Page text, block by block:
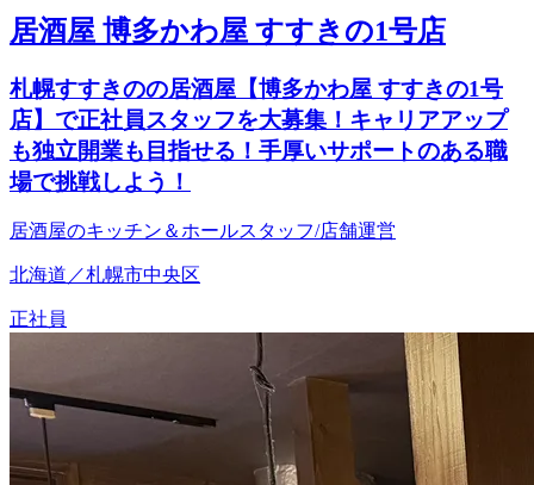
居酒屋 博多かわ屋 すすきの1号店
札幌すすきのの居酒屋【博多かわ屋 すすきの1号
店】で正社員スタッフを大募集！キャリアアップ
も独立開業も目指せる！手厚いサポートのある職
場で挑戦しよう！
居酒屋のキッチン＆ホールスタッフ/店舗運営
北海道／札幌市中央区
正社員